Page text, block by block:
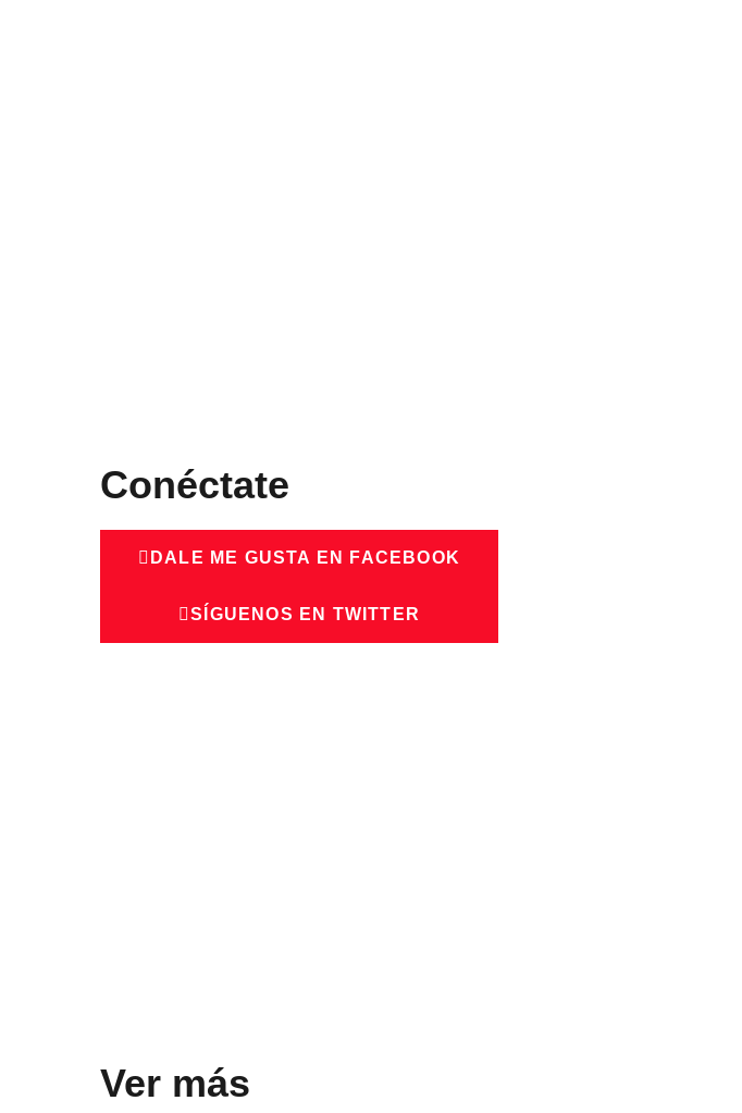
Conéctate
DALE ME GUSTA EN FACEBOOK
SÍGUENOS EN TWITTER
Ver más